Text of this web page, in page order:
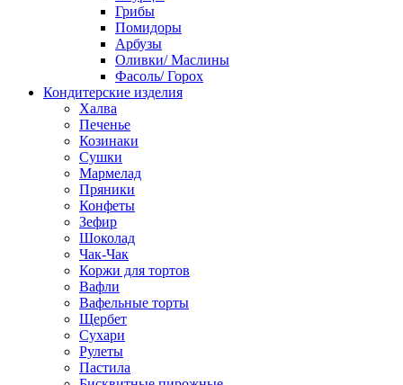
Грибы
Помидоры
Арбузы
Оливки/ Маслины
Фасоль/ Горох
Кондитерские изделия
Халва
Печенье
Козинаки
Сушки
Мармелад
Пряники
Конфеты
Зефир
Шоколад
Чак-Чак
Коржи для тортов
Вафли
Вафельные торты
Щербет
Сухари
Рулеты
Пастила